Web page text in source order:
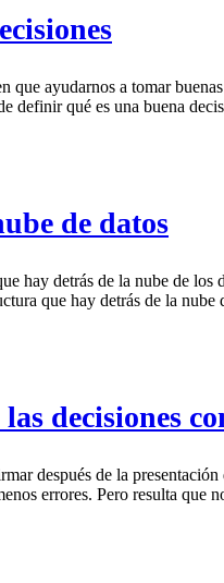
que ayudarnos a tomar
definir qué es una buena
de datos
hay detrás de la nube de los
que hay detrás de la nube
decisiones
después de la
errores. Pero resulta que